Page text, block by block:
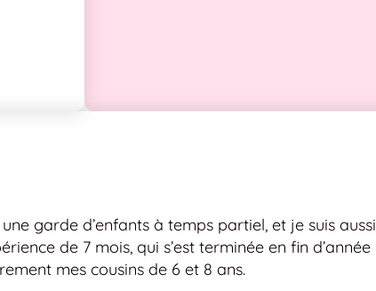
garde d’enfants à temps partiel, et je suis aussi
de 7 mois, qui s’est terminée en fin d’année
mes cousins de 6 et 8 ans.